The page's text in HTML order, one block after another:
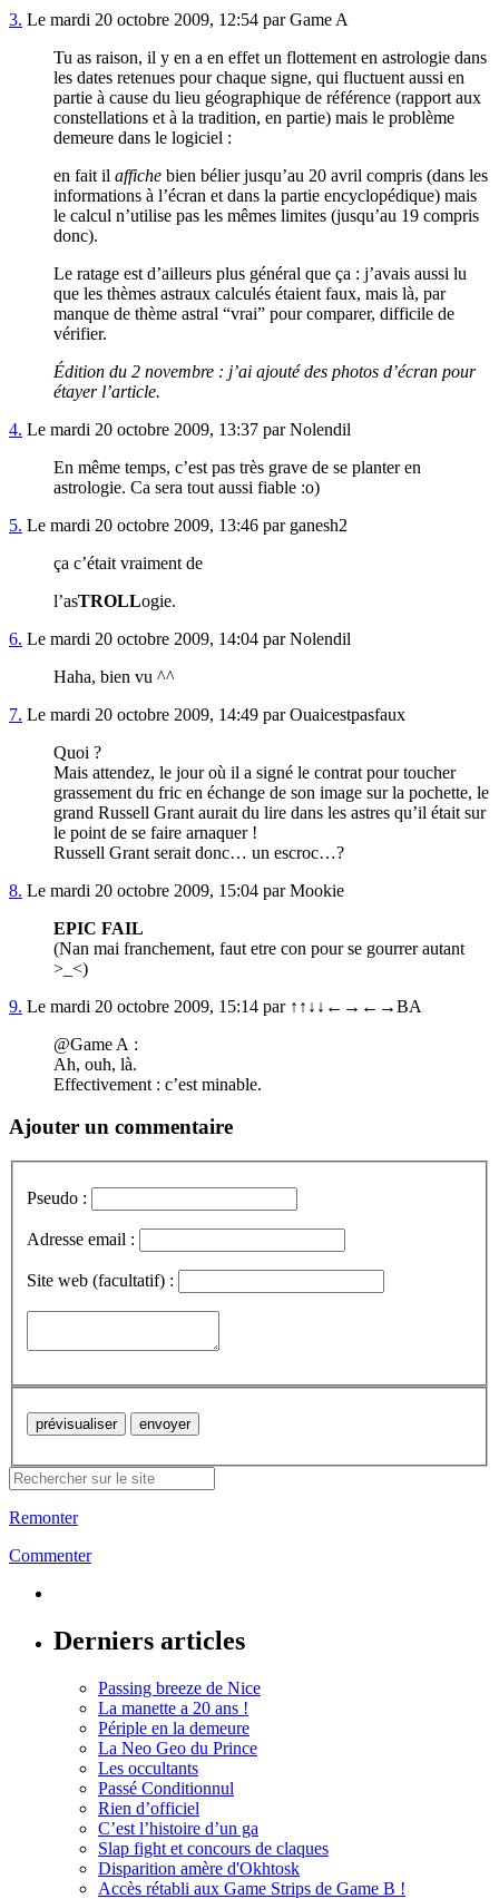
3. Le mardi 20 octobre 2009, 12:54 par Game A
Tu as raison, il y en a en effet un flottement en astrologie dans
les dates retenues pour chaque signe, qui fluctuent aussi en
partie à cause du lieu géographique de référence (rapport aux
constellations et à la tradition, en partie) mais le problème
demeure dans le logiciel :
en fait il affiche bien bélier jusqu’au 20 avril compris (dans les
informations à l’écran et dans la partie encyclopédique) mais
le calcul n’utilise pas les mêmes limites (jusqu’au 19 compris
donc).
Le ratage est d’ailleurs plus général que ça : j’avais aussi lu
que les thèmes astraux calculés étaient faux, mais là, par
manque de thème astral “vrai” pour comparer, difficile de
vérifier.
Édition du 2 novembre : j’ai ajouté des photos d’écran pour
étayer l’article.
4. Le mardi 20 octobre 2009, 13:37 par Nolendil
En même temps, c’est pas très grave de se planter en
astrologie. Ca sera tout aussi fiable :o)
5. Le mardi 20 octobre 2009, 13:46 par ganesh2
ça c’était vraiment de
l’asTROLLogie.
6. Le mardi 20 octobre 2009, 14:04 par Nolendil
Haha, bien vu ^^
7. Le mardi 20 octobre 2009, 14:49 par Ouaicestpasfaux
Quoi ?
Mais attendez, le jour où il a signé le contrat pour toucher
grassement du fric en échange de son image sur la pochette, le
grand Russell Grant aurait du lire dans les astres qu’il était sur
le point de se faire arnaquer !
Russell Grant serait donc… un escroc…?
8. Le mardi 20 octobre 2009, 15:04 par Mookie
EPIC FAIL
(Nan mai franchement, faut etre con pour se gourrer autant
>_<)
9. Le mardi 20 octobre 2009, 15:14 par ↑↑↓↓←→←→BA
@Game A :
Ah, ouh, là.
Effectivement : c’est minable.
Ajouter un commentaire
Pseudo :
Adresse email :
Site web (facultatif) :
Remonter
Commenter
Derniers articles
Passing breeze de Nice
La manette a 20 ans !
Périple en la demeure
La Neo Geo du Prince
Les occultants
Passé Conditionnul
Rien d’officiel
C’est l’histoire d’un ga
Slap fight et concours de claques
Disparition amère d'Okhtosk
Accès rétabli aux Game Strips de Game B !